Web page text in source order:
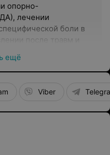
опорно-
лечении
боли в
после травм и
и сколиоза у детей
целая команда
ортопеды
врачи,
ещё
Viber